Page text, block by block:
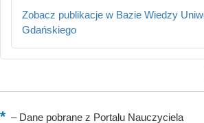
Zobacz publikacje w Bazie Wiedzy
Gdańskiego
–Dane pobrane z Portalu Nauczyciela